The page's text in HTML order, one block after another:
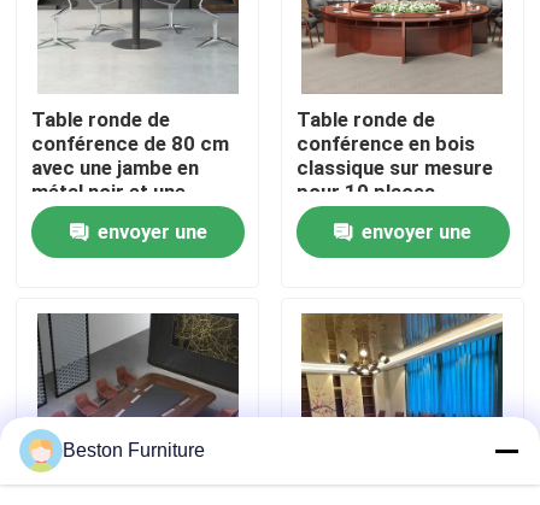
Visite de l'usine
Contrôle de qualité
Nous contacter
Nouvelles
Les affaires
Le blog
Bureaux de poste de travail
Table ronde de
conférence de 80 cm
avec une jambe en
métal noir et une
surface résistante aux
rayuresenvoyer une
Table ronde de
conférence en bois
classique sur mesure
pour 10 places
envoyer une
Beston Furniture